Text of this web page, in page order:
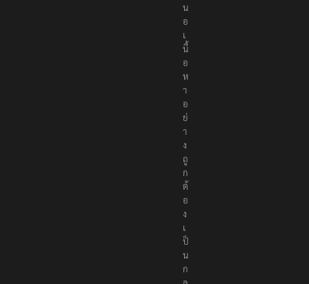
ส
น
อ
เ
นื้
อ
ห
า
อ
ย่
า
ง
ถู
ก
ต้
อ
ง
เ
ป็
น